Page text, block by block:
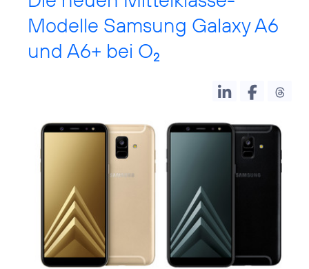
Modelle Samsung Galaxy A6
und A6+ bei O2